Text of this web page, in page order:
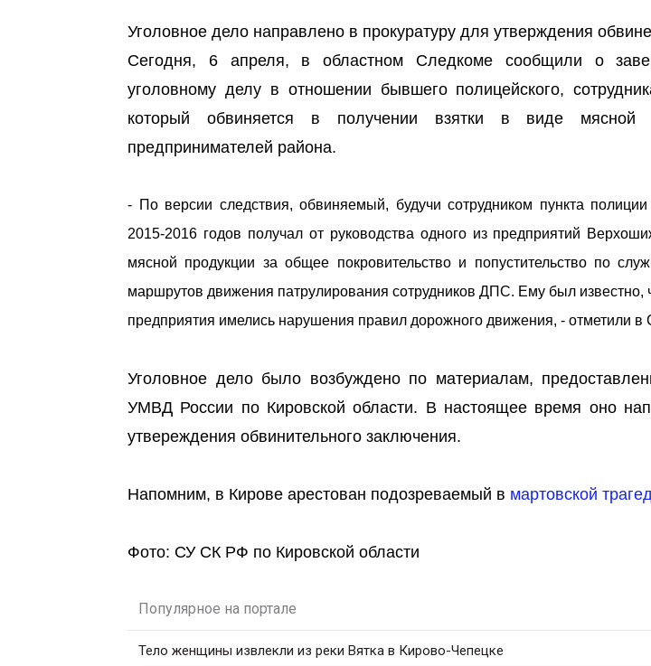
Уголовное дело направлено в прокуратуру для утверждения
Сегодня, 6 апреля, в областном Следкоме сообщили о
уголовному делу в отношении бывшего полицейского,
который обвиняется в получении взятки в виде мясной
предпринимателей района.
- По версии следствия, обвиняемый, будучи сотрудником пункта
2015-2016 годов получал от руководства одного из предприятий
мясной продукции за общее покровительство и попустительство по
маршрутов движения патрулирования сотрудников ДПС. Ему был известно,
предприятия имелись нарушения правил дорожного движения, - отметили
Уголовное дело было возбуждено по материалам,
УМВД России по Кировской области. В настоящее время оно
утвереждения обвинительного заключения.
Напомним, в Кирове арестован подозреваемый в мартовской
Фото: СУ СК РФ по Кировской области
Популярное на портале
Тело женщины извлекли из реки Вятка в Кирово-Чепецке